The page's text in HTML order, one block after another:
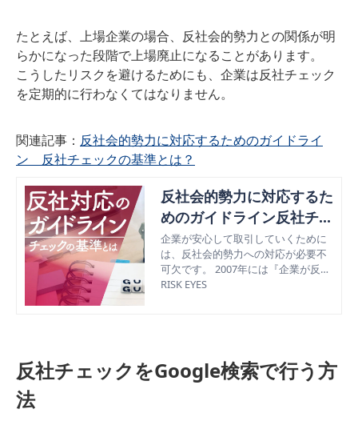
たとえば、上場企業の場合、反社会的勢力との関係が明
らかになった段階で上場廃止になることがあります。
こうしたリスクを避けるためにも、企業は反社チェック
を定期的に行わなくてはなりません。
関連記事： 反社会的勢力に対応するためのガイドライ
ン 反社チェックの基準とは？
反社会的勢力に対応するた
めのガイドライン反社チェ
ックの基準とは？
企業が安心して取引していくために
は、反社会的勢力への対応が必要不
可欠です。 2007年には『企業が反社
会的勢力による被害を防止するため
ガイドラインや反社チェックを実施
する基準について解説していきま
RISK EYES
反社チェックをGoogle検索で行う方
法